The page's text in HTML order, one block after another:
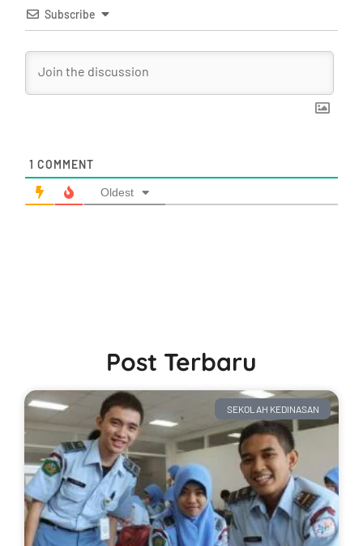
Subscribe
1 COMMENT
Oldest
Post Terbaru
SEKOLAH KEDINASAN